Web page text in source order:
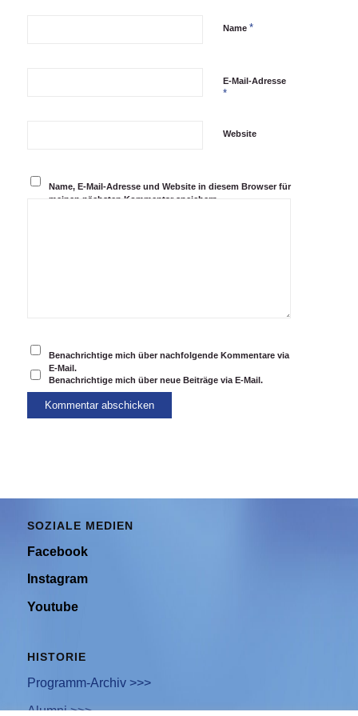
Name *
E-Mail-Adresse
*
Website
Name, E-Mail-Adresse und Website in diesem Browser für
meinen nächsten Kommentar speichern.
Benachrichtige mich über nachfolgende Kommentare via
E-Mail.
Benachrichtige mich über neue Beiträge via E-Mail.
SOZIALE MEDIEN
Facebook
Instagram
Youtube
HISTORIE
Programm-Archiv >>>
Alumni >>>